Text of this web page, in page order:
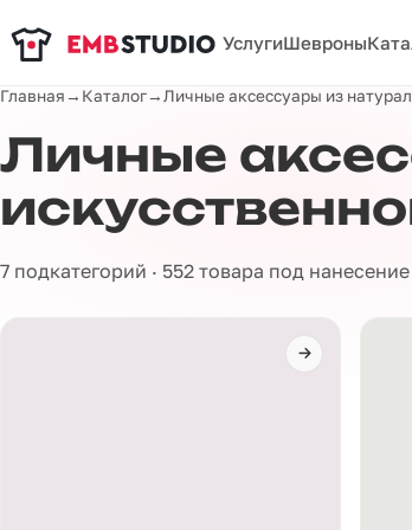
УслугиШевроны
Главная→ Каталог→ Личные аксессуары из
Личные
7 подкатегорий · 552 товара под